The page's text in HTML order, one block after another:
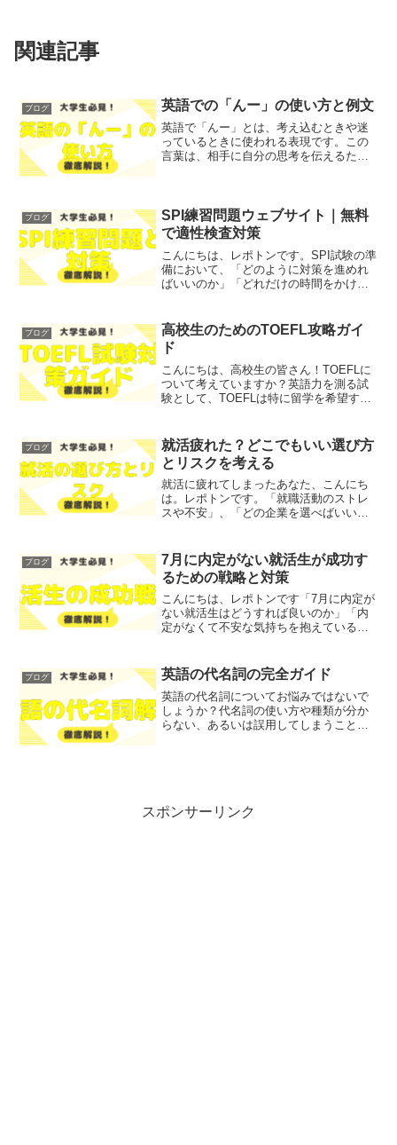
関連記事
ブログ 英語での「んー」の使い方と例文
英語で「んー」とは、考え込むときや迷
っているときに使われる表現です。この
言葉は、相手に自分の思考を伝えるため
なすことは意外と難しいか...
ブログ
SPI練習問題ウェブサイト｜無料
で適性検査対策
こんにちは、レポトンです。SPI試験の準
備において、「どのように対策を進めれ
ばいいのか」「どれだけの時間をかけれ
的な練習方法や無料の練習問題を、わか
りやすく解説しま...
ブログ
高校生のためのTOEFL攻略ガイ
ド
こんにちは、高校生の皆さん！TOEFLに
ついて考えていますか？英語力を測る試
験として、TOEFLは特に留学を希望する
要か」といった悩みを抱えている方も多
いのではない...
ブログ
就活疲れた？どこでもいい選び方
とリスクを考える
就活に疲れてしまったあなた、こんにち
は。レポトンです。「就職活動のストレ
スや不安」、「どの企業を選べばいいの
は、就活疲れの原因やその対策、そして
自分に合った企業の選び方に...
ブログ
7月に内定がない就活生が成功す
るための戦略と対策
こんにちは、レポトンです「7月に内定が
ない就活生はどうすれば良いのか」「内
定がなくて不安な気持ちを抱えている」
の戦略と対策を、わかりやすく解説しま
す！レポトンこの記事は...
ブログ 英語の代名詞の完全ガイド
英語の代名詞についてお悩みではないで
しょうか？代名詞の使い方や種類が分か
らない、あるいは誤用してしまうことが
スポンサーリンク